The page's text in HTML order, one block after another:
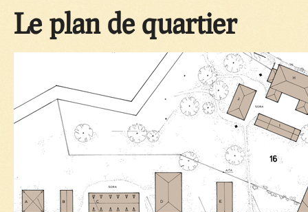
Le plan de quartier